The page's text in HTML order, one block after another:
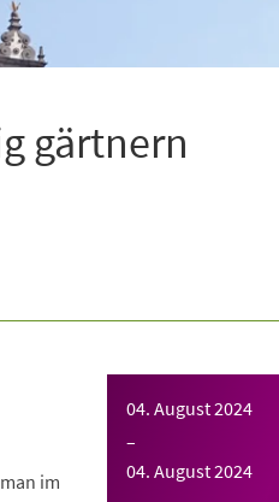
gärtnern
04. August 2024
–
04. August 2024
im